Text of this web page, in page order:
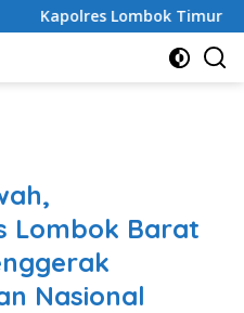
Lombok Timur Raih
Lombok Barat
Nasional